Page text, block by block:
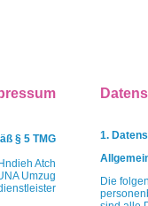
§ 5 TMG
Atch
Umzug
1.
Die